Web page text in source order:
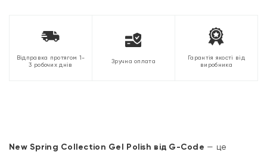
Відправка протягом 1-
3 робочих днів
Зручна оплата
Гарантія якості від
виробника
New Spring Collection Gel Polish від G-Code — це